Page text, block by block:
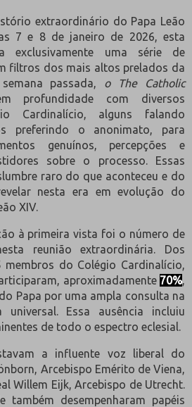
extraordinário do Papa Leão
7 e 8 de janeiro de 2026, esta
exclusivamente uma série de
filtros dos mais altos prelados da
passada, o The Catholic
profundidade com diversos
Cardinalício, alguns falando
preferindo o anonimato, para
genuínos, percepções e
sobre o processo. Essas
raro do que aconteceu e do
nesta era em evolução do
XIV.
à primeira vista foi o número de
reunião extraordinária. Dos
membros do Colégio Cardinalício,
aproximadamente 70%,
Papa por uma ampla consulta na
universal. Essa ausência incluiu
de todo o espectro eclesial.
a influente voz liberal do
Arcebispo Emérito de Viena,
Willem Eijk, Arcebispo de Utrecht.
desempenharam papéis